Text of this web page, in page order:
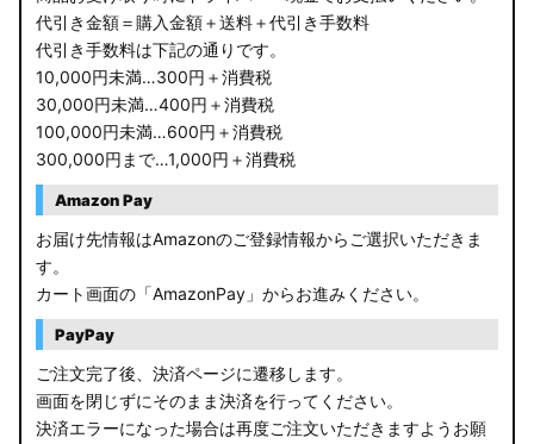
代引き金額＝購入金額＋送料＋代引き手数料
代引き手数料は下記の通りです。
10,000円未満…300円＋消費税
30,000円未満…400円＋消費税
100,000円未満…600円＋消費税
300,000円まで…1,000円＋消費税
Amazon Pay
お届け先情報はAmazonのご登録情報からご選択いただきま
す。
カート画面の「AmazonPay」からお進みください。
PayPay
ご注文完了後、決済ページに遷移します。
画面を閉じずにそのまま決済を行ってください。
決済エラーになった場合は再度ご注文いただきますようお願